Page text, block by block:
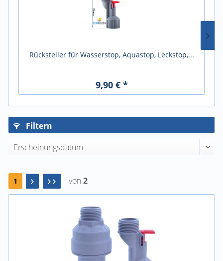
Rücksteller für Wasserstop, Aquastop, Leckstop,...
9,90 € *
Filtern
1 von 2